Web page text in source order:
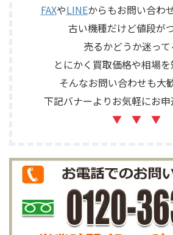
FAXやLINEからもお問い合わ
古い機種だけど値段が
売るかどうか迷って
とにかく買取価格や相場を
そんなお問い合わせも大
下記バナーよりお気軽にお申
▼ ▼ ▼